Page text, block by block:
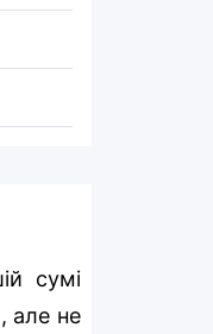
сумі
але не